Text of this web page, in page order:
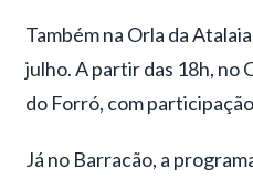
Também na Orla da
julho. A partir das 18h, no
do Forró, com
Já no Barracão, a